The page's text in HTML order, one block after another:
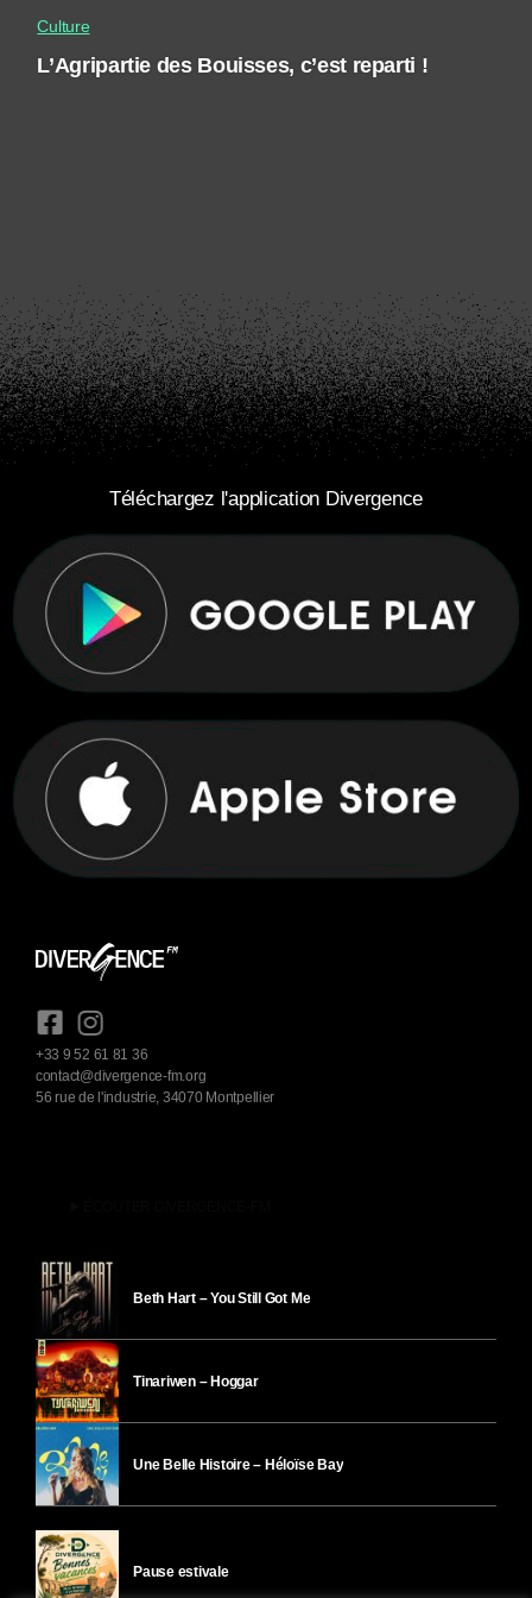
Culture
L’Agripartie des Bouisses, c’est reparti !
Téléchargez l'application Divergence
+33 9 52 61 81 36
contact@divergence-fm.org
56 rue de l'industrie, 34070 Montpellier
Beth Hart – You Still Got Me
Tinariwen – Hoggar
Une Belle Histoire – Héloïse Bay
Pause estivale